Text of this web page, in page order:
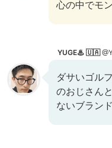
心の中でモ
YUGE♨ 🇺🇦
ダサいゴル
のおじさん
ないブラン